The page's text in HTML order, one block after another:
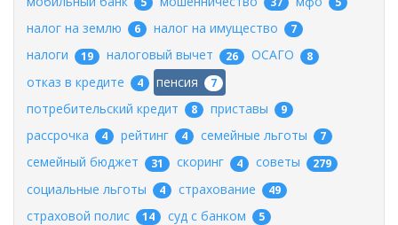
налог на землю 6 налог на имущество 7
налоги 19 налоговый вычет 26 ОСАГО 8
отказ в кредите 4 пенсия 7
потребительский кредит 8 приставы 9
рассрочка 4 рейтинг 4 семейные льготы 7
семейный бюджет 31 скоринг 4 советы 279
социальные льготы 4 страхование 49
страховой полис 14 суд с банком 5